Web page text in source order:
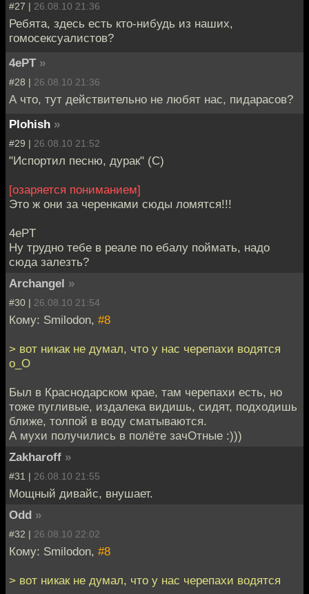
#27 | 26.08.10 21:36
Ребята, здесь есть кто-нибудь из наших,
гомосексуалистов?
4ePT »
#28 | 26.08.10 21:36
А что, тут действительно не любят нас, пидарасов?
Plohish »
#29 | 26.08.10 21:52
"Испортил песню, дурак" (С)
[озаряется пониманием]
Это ж они за черенками сюды ломятся!!!
4ePT
Ну трудно тебе в реале по ебалу поймать, надо
сюда залезть?
Archangel »
#30 | 26.08.10 21:54
Кому: Smilodon, #8
> вот никак не думал, что у нас черепахи водятся
о_О
Был в Краснодарском крае, там черепахи есть, но
тоже пугливые, издалека видишь, сидят, подходишь
ближе, толпой в воду сматываются.
А мухи получились в полёте зачОтные :)))
Zakharoff »
#31 | 26.08.10 21:55
Мощный дивайс, внушает.
Odd »
#32 | 26.08.10 22:02
Кому: Smilodon, #8
> вот никак не думал, что у нас черепахи водятся